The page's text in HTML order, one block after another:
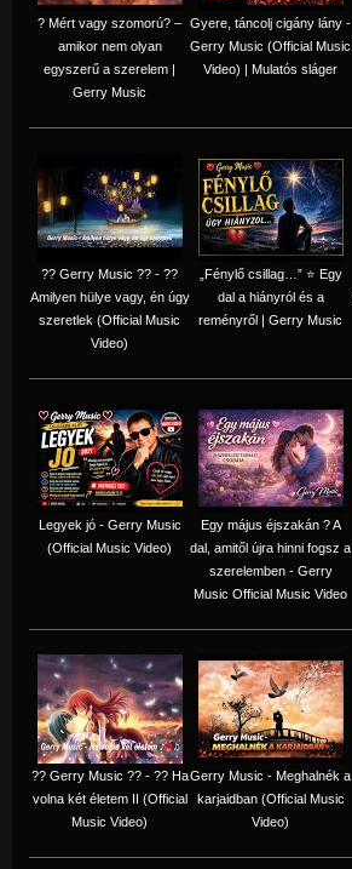
? Mért vagy szomorú? –
amikor nem olyan
egyszerű a szerelem |
Gerry Music
Gyere, táncolj cigány lány -
Gerry Music (Official Music
Video) | Mulatós sláger
?? Gerry Music ?? - ??
Amilyen hülye vagy, én úgy
szeretlek (Official Music
Video)
„Fénylő csillag…” ⭐ Egy
dal a hiányról és a
reményről | Gerry Music
Legyek jó - Gerry Music
(Official Music Video)
Egy május éjszakán ? A
dal, amitől újra hinni fogsz a
szerelemben - Gerry
Music Official Music Video
?? Gerry Music ?? - ?? Ha
volna két életem II (Official
Music Video)
Gerry Music - Meghalnék a
karjaidban (Official Music
Video)